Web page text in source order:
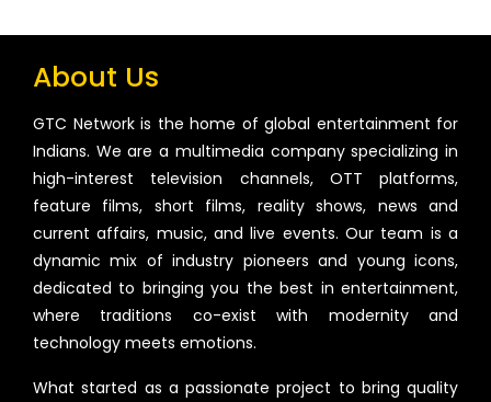
About Us
GTC Network is the home of global entertainment for
Indians. We are a multimedia company specializing in
high-interest television channels, OTT platforms,
feature films, short films, reality shows, news and
current affairs, music, and live events. Our team is a
dynamic mix of industry pioneers and young icons,
dedicated to bringing you the best in entertainment,
where traditions co-exist with modernity and
technology meets emotions.
What started as a passionate project to bring quality